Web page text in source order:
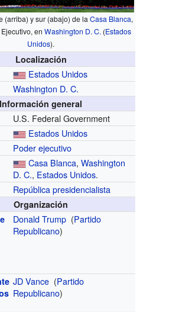
(arriba) y sur (abajo) de laCasa Blanca,
enWashington D. C. (Estados
Unidos).
Localización
Estados Unidos
Washington D. C.
Información general
U.S. Federal Government
Estados Unidos
Poder ejecutivo
Casa Blanca,Washington
D. C., Estados Unidos.
República presidencialista
Organización
Donald Trump (Partido
Republicano)
JD Vance (Partido
Republicano)